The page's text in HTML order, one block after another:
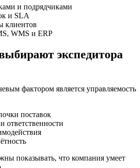
и подрядчиками
и SLA
клиентов
WMS и ERP
экспедитора
фактором является управляемость
поставок
ответственности
показывать, что компания умеет